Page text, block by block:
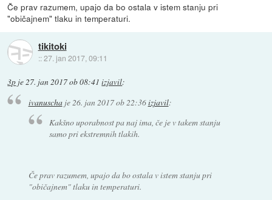
Če prav razumem, upajo da bo ostala v istem stanju pri
"običajnem" tlaku in temperaturi.
tikitoki
::27. jan 2017, 09:11
3p je27. jan 2017 ob 08:41 izjavil:
ivanuschaje26. jan 2017 ob 22:36izjavil:
Kakšno uporabnost pa naj ima, če je v takem stanju
samo pri ekstremnih tlakih.
Če prav razumem, upajo da bo ostala v istem stanju pri
"običajnem" tlaku in temperaturi.